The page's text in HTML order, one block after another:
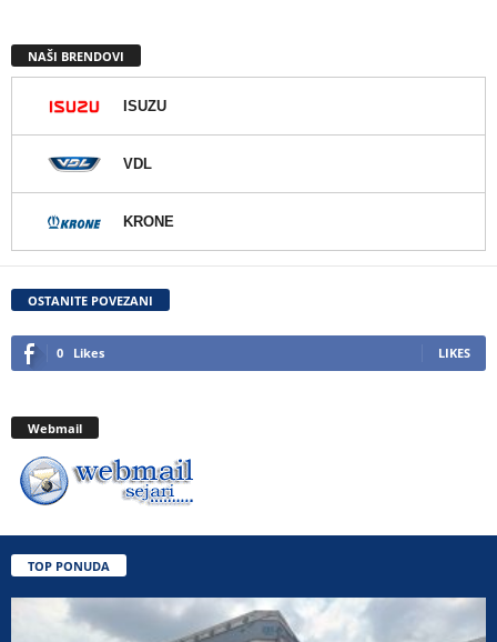
NAŠI BRENDOVI
ISUZU
VDL
KRONE
OSTANITE POVEZANI
0 Likes LIKES
Webmail
TOP PONUDA